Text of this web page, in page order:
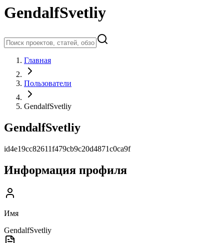
GendalfSvetliy
Главная
Пользователи
GendalfSvetliy
GendalfSvetliy
id4e19cc82611f479cb9c20d4871c0ca9f
Информация профиля
Имя
GendalfSvetliy